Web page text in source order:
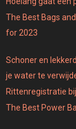
The Best Bags
for 2023
Schoner en
je water te
Rittenregistratie
The Best Power